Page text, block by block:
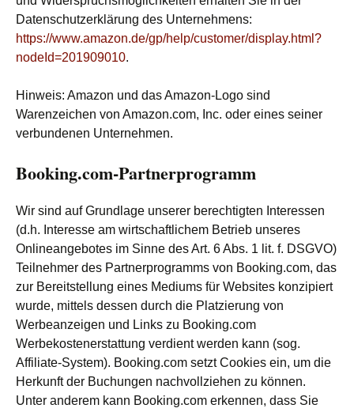
Datenschutzerklärung des Unternehmens:
https://www.amazon.de/gp/help/customer/display.html?
nodeId=201909010.
Hinweis: Amazon und das Amazon-Logo sind
Warenzeichen von Amazon.com, Inc. oder eines seiner
verbundenen Unternehmen.
Booking.com-Partnerprogramm
Wir sind auf Grundlage unserer berechtigten Interessen
(d.h. Interesse am wirtschaftlichem Betrieb unseres
Onlineangebotes im Sinne des Art. 6 Abs. 1 lit. f. DSGVO)
Teilnehmer des Partnerprogramms von Booking.com, das
zur Bereitstellung eines Mediums für Websites konzipiert
wurde, mittels dessen durch die Platzierung von
Werbeanzeigen und Links zu Booking.com
Werbekostenerstattung verdient werden kann (sog.
Affiliate-System). Booking.com setzt Cookies ein, um die
Herkunft der Buchungen nachvollziehen zu können.
Unter anderem kann Booking.com erkennen, dass Sie